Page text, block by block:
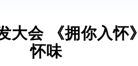
大会 《拥你入怀
怀味